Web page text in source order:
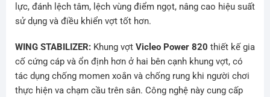
lực, đánh lệch tâm, lệch vùng điểm ngọt, nâng cao hiệu suất
sử dụng và điều khiển vợt tốt hơn.
WING STABILIZER:Khung vợt Vicleo Power 820 thiết kế gia
cố cứng cáp và ổn định hơn ở hai bên cạnh khung vợt, có
tác dụng chống momen xoắn và chống rung khi người chơi
thực hiện va chạm cầu trên sân. Công nghệ này cung cấp